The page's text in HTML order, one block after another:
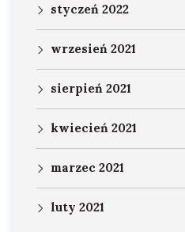
styczeń 2022
wrzesień 2021
sierpień 2021
kwiecień 2021
marzec 2021
luty 2021